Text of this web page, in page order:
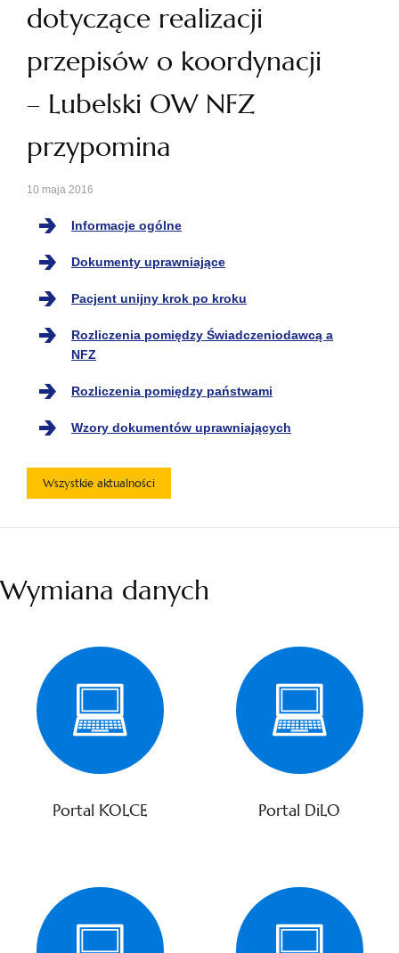
dotyczące realizacji
przepisów o koordynacji
– Lubelski OW NFZ
przypomina
10 maja 2016
Informacje ogólne
Dokumenty uprawniające
Pacjent unijny krok po kroku
Rozliczenia pomiędzy Świadczeniodawcą a
NFZ
Rozliczenia pomiędzy państwami
Wzory dokumentów uprawniających
Wszystkie aktualności
Wymiana danych
Portal KOLCE Portal DiLO